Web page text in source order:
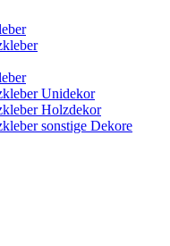
Unidekor
Holzdekor
sonstige Dekore